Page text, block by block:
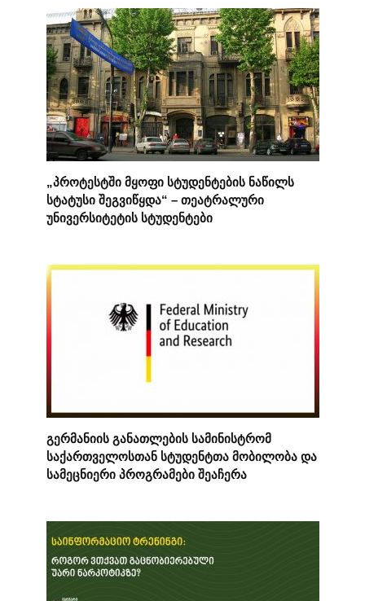
„პროტესტში მყოფი სტუდენტების ნაწილს
სტატუსი შეგვიწყდა“ – თეატრალური
უნივერსიტეტის სტუდენტები
გერმანიის განათლების სამინისტრომ
საქართველოსთან სტუდენტთა მობილობა და
სამეცნიერი პროგრამები შეაჩერა